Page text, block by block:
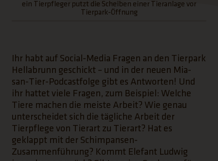
ein Tierpfleger putzt die Scheiben einer Tieranlage vor
Tierpark-Öffnung
Ihr habt auf Social-Media Fragen an den Tierpark
Hellabrunn geschickt – und in der neuen Mia-
san-Tier-Podcastfolge gibt es Antworten! Und
ihr hattet viele Fragen, zum Beispiel: Welche
Tiere machen die meiste Arbeit? Wie genau
unterscheidet sich die tägliche Arbeit der
Tierpflege von Tierart zu Tierart? Hat es
geklappt mit der Schimpansen-
Zusammenführung? Kommt Elefant Ludwig